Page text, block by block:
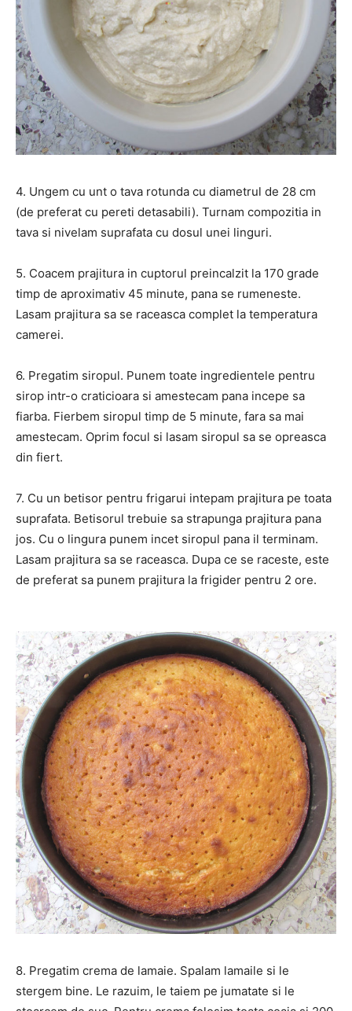
4. Ungem cu unt o tava rotunda cu diametrul de 28 cm
(de preferat cu pereti detasabili). Turnam compozitia in
tava si nivelam suprafata cu dosul unei linguri.
5. Coacem prajitura in cuptorul preincalzit la 170 grade
timp de aproximativ 45 minute, pana se rumeneste.
Lasam prajitura sa se raceasca complet la temperatura
camerei.
6. Pregatim siropul. Punem toate ingredientele pentru
sirop intr-o craticioara si amestecam pana incepe sa
fiarba. Fierbem siropul timp de 5 minute, fara sa mai
amestecam. Oprim focul si lasam siropul sa se opreasca
din fiert.
7. Cu un betisor pentru frigarui intepam prajitura pe toata
suprafata. Betisorul trebuie sa strapunga prajitura pana
jos. Cu o lingura punem incet siropul pana il terminam.
Lasam prajitura sa se raceasca. Dupa ce se raceste, este
de preferat sa punem prajitura la frigider pentru 2 ore.
8. Pregatim crema de lamaie. Spalam lamaile si le
stergem bine. Le razuim, le taiem pe jumatate si le